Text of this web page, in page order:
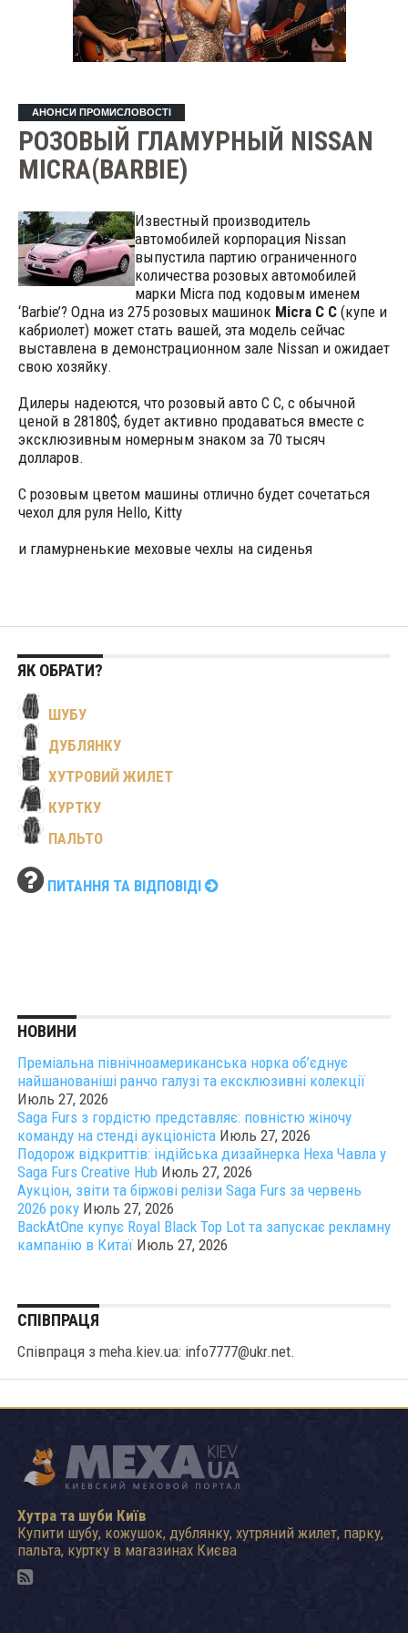
АНОНСИ ПРОМИСЛОВОСТІ
РОЗОВЫЙ ГЛАМУРНЫЙ NISSAN
MICRA(BARBIE)
Известный производитель
автомобилей корпорация Nissan
выпустила партию ограниченного
количества розовых автомобилей
марки Micra под кодовым именем
‘Barbie’? Одна из 275 розовых машинок Micra C C(купе и
кабриолет) может стать вашей, эта модель сейчас
выставлена в демонстрационном зале Nissan и ожидает
свою хозяйку.
Дилеры надеются, что розовый авто C C, с обычной
ценой в 28180$, будет активно продаваться вместе с
эксклюзивным номерным знаком за 70 тысяч
долларов.
С розовым цветом машины отлично будет сочетаться
чехол для руля Hello, Kitty
и гламурненькие меховые чехлы на сиденья
ЯК ОБРАТИ?
ШУБУ
ДУБЛЯНКУ
ХУТРОВИЙ ЖИЛЕТ
КУРТКУ
ПАЛЬТО
ПИТАННЯ ТА ВІДПОВІДІ
НОВИНИ
Преміальна північноамериканська норка об’єднує
найшанованіші ранчо галузі та ексклюзивні колекції
Июль 27, 2026
Saga Furs з гордістю представляє: повністю жіночу
команду на стенді аукціоніста Июль 27, 2026
Подорож відкриттів: індійська дизайнерка Неха Чавла у
Saga Furs Creative Hub Июль 27, 2026
Аукціон, звіти та біржові релізи Saga Furs за червень
2026 року Июль 27, 2026
BackAtOne купує Royal Black Top Lot та запускає рекламну
кампанію в Китаї Июль 27, 2026
СПІВПРАЦЯ
Співпраця з meha.kiev.ua: info7777@ukr.net.
Хутра та шуби Київ
Купити шубу, кожушок, дублянку, хутряний жилет, парку,
пальта, куртку в магазинах Києва